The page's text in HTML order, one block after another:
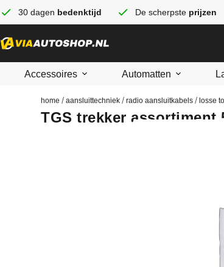
30 dagen bedenktijd De scherpste prijzen
Accessoires Automatten
home /aansluittechniek /radio aansluitkabels /losse
TGS trekker assortiment